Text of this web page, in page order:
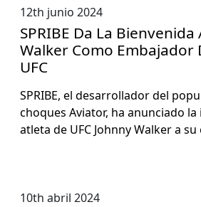
12th junio 2024
SPRIBE Da La Bienvenida
Walker Como Embajador
UFC
SPRIBE, el desar­rol­lador del
choques Avi­a­tor, ha anun­ci­a­do
atle­ta de UFC John­ny Walk­er a
10th abril 2024